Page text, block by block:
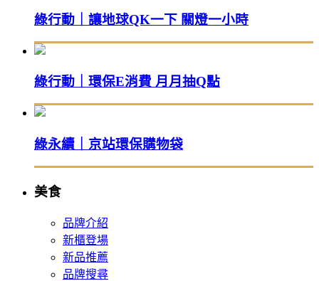
綠行動｜讓地球QK一下 關燈一小時
綠行動｜環保E消費 月月抽Q點
綠永續｜京站環保購物袋
美食
品牌介紹
新櫃登場
新品推薦
品牌搜尋